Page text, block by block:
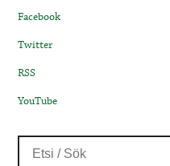
Facebook
Twitter
RSS
YouTube